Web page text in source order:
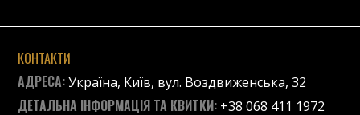
КОНТАКТИ
АДРЕСА:Україна, Київ, вул. Воздвиженська, 32
ДЕТАЛЬНА ІНФОРМАЦІЯ ТА КВИТКИ: +38 068 411 1972